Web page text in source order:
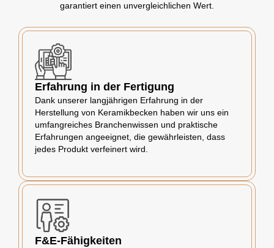
garantiert einen unvergleichlichen Wert.
Erfahrung in der Fertigung
Dank unserer langjährigen Erfahrung in der
Herstellung von Keramikbecken haben wir uns ein
umfangreiches Branchenwissen und praktische
Erfahrungen angeeignet, die gewährleisten, dass
jedes Produkt verfeinert wird.
F&E-Fähigkeiten